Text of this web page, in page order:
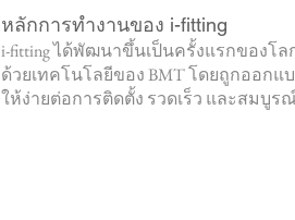
หลักการทำงานของ i-fitting
i-fitting ได้พัฒนาขึ้นเป็นครั้งแรกของโล
ด้วยเทคโนโลยีของ BMT โดยถูกออกแ
ให้ง่ายต่อการติดตั้ง รวดเร็ว และสมบูร